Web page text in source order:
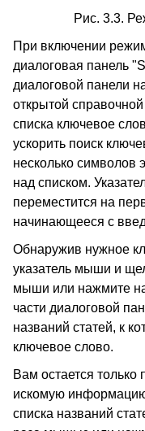
Рис. 3.3.
При включении
диалоговая панель
диалоговой панели
открытой
списка ключевое
ускорить поиск
несколько символов
над списком.
переместится на
начинающееся с
Обнаружив нужное
указатель мыши и
мыши или нажмите
части диалоговой
названий статей, к
ключевое слово.
Вам остается только
искомую
списка названий